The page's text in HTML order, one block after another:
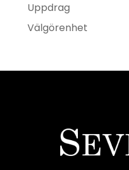
Uppdrag
Välgörenhet